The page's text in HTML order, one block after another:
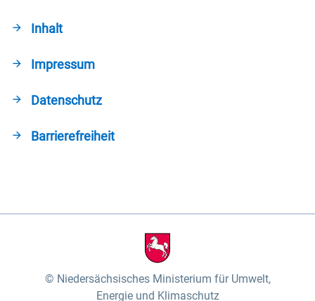
Inhalt
Impressum
Datenschutz
Barrierefreiheit
Niedersächsisches Ministerium für Umwelt,
Energie und Klimaschutz